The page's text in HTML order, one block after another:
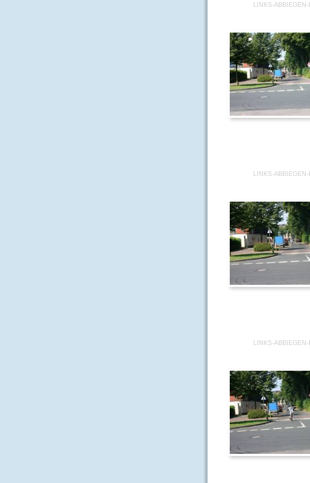
LINKS-
LINKS-
LINKS-